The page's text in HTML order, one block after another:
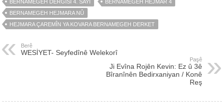
BERNAMEGEH DERGISI 4. SAYI
BERNAMEGEH HEJMAR 4
BERNAMEGEH HEJMARA NÛ
HEJMARA ÇAREMÎN YA KOVARA BERNAMEGEH DERKET
Berê
WESİYET- Seyfedînê Welekorî
Paşê
Ji Evîna Rojên Kevin: Ez û 3ê
Bîranînên Bedirxaniyan / Konê
Reş